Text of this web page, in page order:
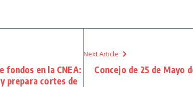
fondos en la CNEA:
prepara cortes de
Next Article
Concejo de 25 de Mayo